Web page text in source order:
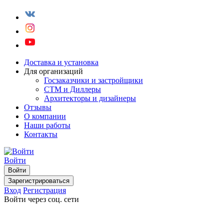
Доставка и установка
Для организаций
Госзаказчики и застройщики
СТМ и Диллеры
Архитекторы и дизайнеры
Отзывы
О компании
Наши работы
Контакты
Войти
Войти
Зарегистрироваться
Вход Регистрация
Войти через соц. сети